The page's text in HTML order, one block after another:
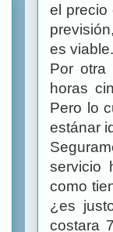
el precio
es viable.
Por otra
horas
Pero lo
estánar
servicio
como
¿es
costara